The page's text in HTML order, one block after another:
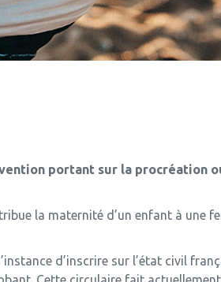
portant sur la procréation
la maternité d’un enfant à une
d’inscrire sur l’état civil